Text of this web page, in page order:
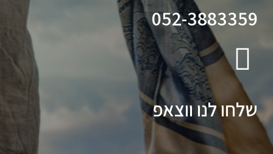
052-3883359
שלחו לנו ווצאפ